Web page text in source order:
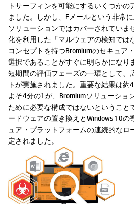
トサーフィンを可能にするいくつかの
ました。しかし、Eメールという非常
ソリューションではカバーされていま
化を利用した「マルウェアの検知では
コンセプトを持つBromiumのセキュア
選択であることがすぐに明らかになり
短期間の評価フェーズの一環として、
トが実施されました。重要な結果は
よそ4分の1が、Bromiumソリューショ
ために必要な構成ではないということ
ードウェアの置き換えとWindows 10
ュア・プラットフォームの連続的なロ
定されました。